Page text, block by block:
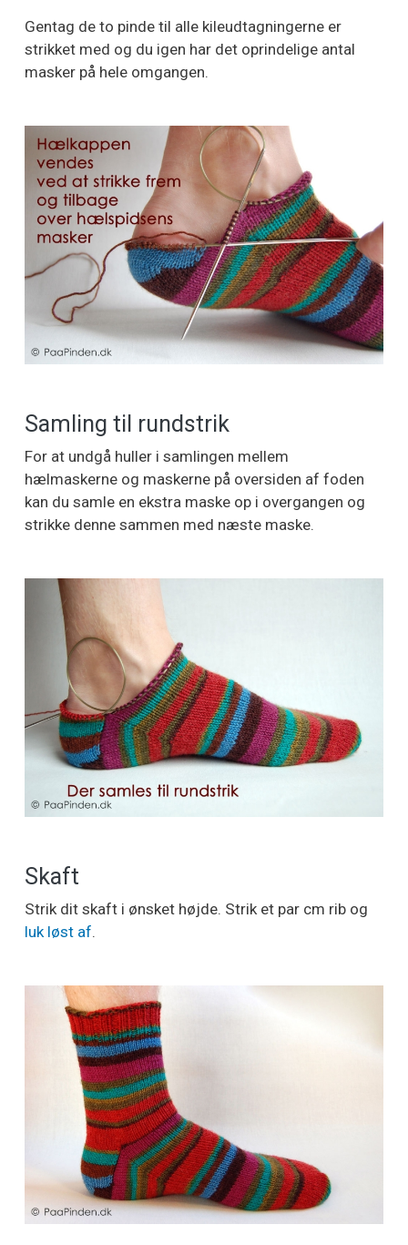
Gentag de to pinde til alle kileudtagningerne er
strikket med og du igen har det oprindelige antal
masker på hele omgangen.
Samling til rundstrik
For at undgå huller i samlingen mellem
hælmaskerne og maskerne på oversiden af foden
kan du samle en ekstra maske op i overgangen og
strikke denne sammen med næste maske.
Skaft
Strik dit skaft i ønsket højde. Strik et par cm rib og
luk løst af.